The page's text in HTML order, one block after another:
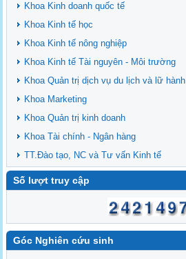
Khoa Kinh doanh quốc tế
Khoa Kinh tế học
Khoa Kinh tế nông nghiệp
Khoa Kinh tế Tài nguyên - Môi trường
Khoa Quản trị dịch vụ du lịch và lữ hành
Khoa Marketing
Khoa Quản trị kinh doanh
Khoa Tài chính - Ngân hàng
TT.Đào tạo, NC và Tư vấn Kinh tế
Số lượt truy cập
Góc Nghiên cứu sinh